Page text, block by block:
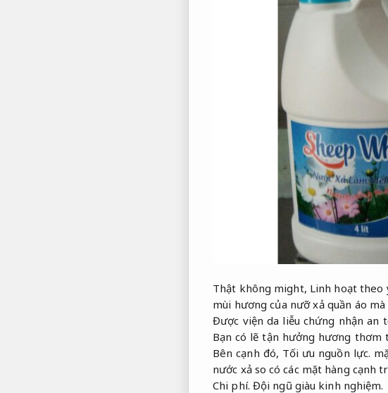
Thật không might, Linh hoạt theo
mùi hương của nưỡ xả quần áo
Được viện da liễu chứng nhận an
Bạn có lẽ tận hưởng hương thơm
Bên cạnh đó, Tối ưu nguồn lực.
nước xả so có các mặt hàng cạnh
Chi phí. Đội ngũ giàu kinh nghiệm.